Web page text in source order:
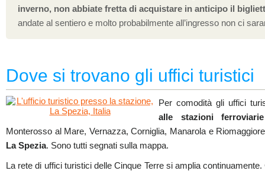
inverno, non abbiate fretta di acquistare in anticipo il
andate al sentiero e molto probabilmente all’ingresso non ci
Dove si trovano gli uffici turistici
Per comodità gli uffici
alle stazioni
Monterosso al Mare, Vernazza, Corniglia, Manarola e
La Spezia. Sono tutti segnati sulla mappa.
La rete di uffici turistici delle Cinque Terre si amplia